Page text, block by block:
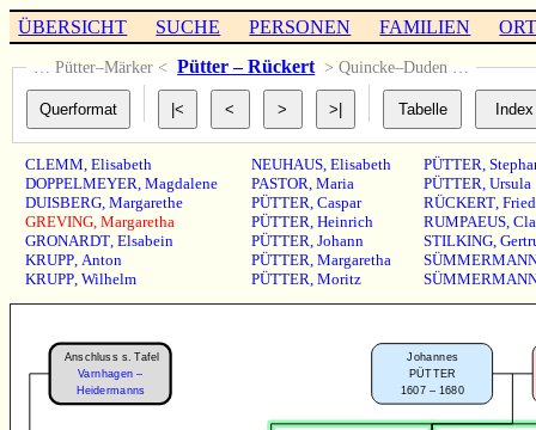
ÜBERSICHT SUCHE PERSONEN FAMILIEN
… Pütter–Märker < Pütter – Rückert > Quincke–Duden …
CLEMM,Elisabeth
DOPPELMEYER,Magdalene
DUISBERG,Margarethe
GREVING,Margaretha
GRONARDT,Elsabein
KRUPP,Anton
KRUPP,Wilhelm
NEUHAUS, Elisabeth
PASTOR, Maria
PÜTTER, Caspar
PÜTTER, Heinrich
PÜTTER, Johann
PÜTTER, Margaretha
PÜTTER, Moritz
PÜTTER,
PÜTTER, Ursula
RÜCKERT,
RUMPAEUS,
STILKING,
Johannes
PÜTTER
1607 – 1680
Anschluss s. Tafel
Varnhagen –
Heidermanns